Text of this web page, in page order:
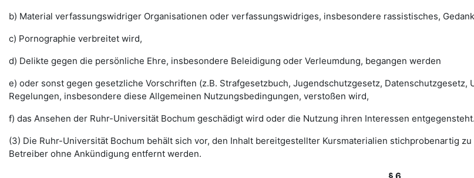
b) Material verfassungswidriger Organisationen oder verfassungswidriges, insbesondere rassistisches,
c) Pornographie verbreitet wird,
d) Delikte gegen die persönliche Ehre, insbesondere Beleidigung oder Verleumdung, begangen werden
e) oder sonst gegen gesetzliche Vorschriften (z.B. Strafgesetzbuch, Jugendschutzgesetz,
Regelungen, insbesondere diese Allgemeinen Nutzungsbedingungen, verstoßen wird,
f) das Ansehen der Ruhr-Universität Bochum geschädigt wird oder die Nutzung ihren Interessen entgegensteht.
(3) Die Ruhr-Universität Bochum behält sich vor, den Inhalt bereitgestellter Kursmaterialien stichprobenartig
Betreiber ohne Ankündigung entfernt werden.